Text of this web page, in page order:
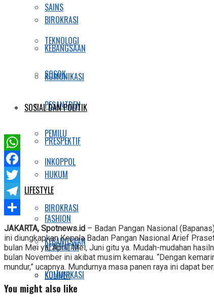
BIROKRASI
KEBANGSAAN
KOMUNIKASI
PESANTREN
PEMILU
INKOPPOL
LIFESTYLE
FASHION
KESEHATAN
KULINER
SAINS
TEKNOLOGI
SOSOK
SOSIAL DAN POLITIK
PRESPEKTIF
HUKUM
BIROKRASI
KEBANGSAAN
KOMUNIKASI
WhatsApp
Facebook
Twitter
Telegram
Share
JAKARTA, Spotnews.id – Badan Pangan Nasional
ini diungkapkan Kepala Badan Pangan Nasional Arief
bulan Mei ya, April, Mei, Juni gitu ya. Mudah-mudahan
bulan November ini akibat musim kemarau. “Dengan
mundur,” ucapnya. Mundurnya masa panen raya ini dapat
You might also like